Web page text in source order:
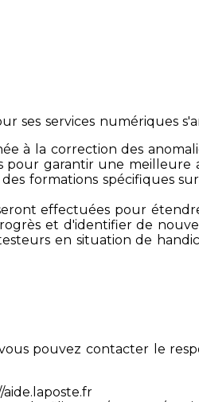
ses services numériques
à la correction des
garantir une meilleure
formations spécifiques
effectuées pour
et d'identifier de
en situation de
pouvez contacter le